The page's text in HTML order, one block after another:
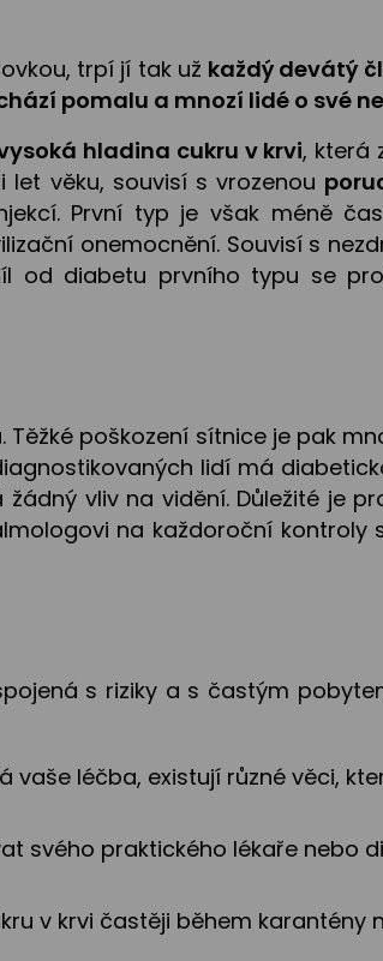
trpí jí tak už každý devátý
pomalu a mnozí lidé o své
hladina cukru v krvi, která
věku, souvisí s vrozenou
První typ je však méně
onemocnění. Souvisí s
od diabetu prvního typu se
poškození sítnice je pak
lidí má
vliv na vidění. Důležité je
na každoroční kontroly
s riziky a s častým
léčba, existují různé věci,
svého praktického lékaře nebo
v krvi častěji během karantény